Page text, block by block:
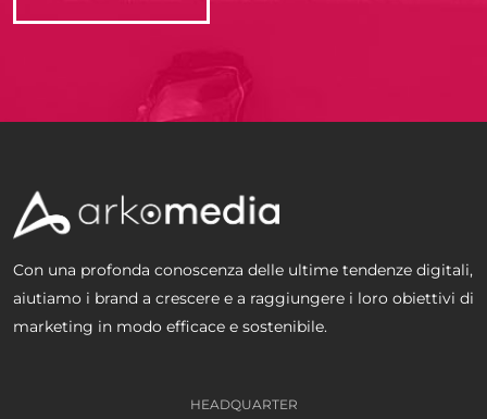
Con una profonda conoscenza delle ultime tendenze digitali,
aiutiamo i brand a crescere e a raggiungere i loro obiettivi di
marketing in modo efficace e sostenibile.
HEADQUARTER